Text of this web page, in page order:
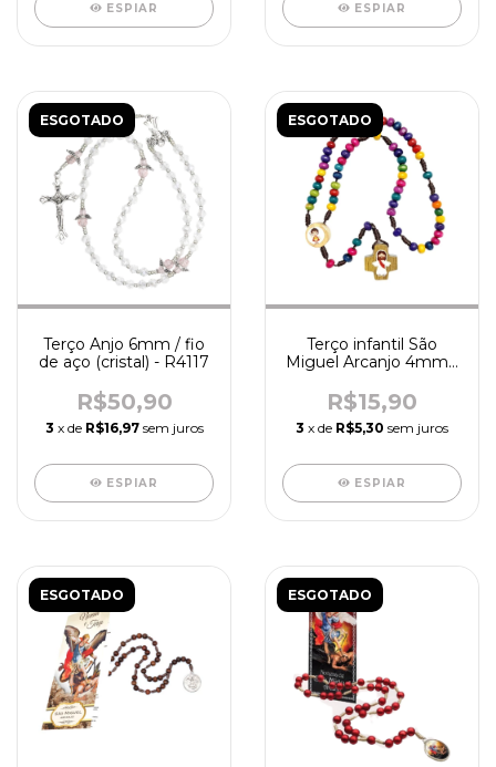
ESPIAR ESPIAR
ESGOTADO
Terço Anjo 6mm / fio
de aço (cristal) - R4117
R$50,90
3 x de R$16,97 sem juros
ESPIAR
ESGOTADO
Terço infantil São
Miguel Arcanjo 4mm /
R$15,90
3 x de R$5,30 sem juros
ESPIAR
ESGOTADO ESGOTADO